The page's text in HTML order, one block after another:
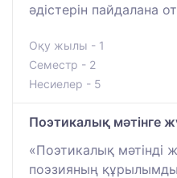
әдістерін пайдалана
Оқу жылы - 1
Семестр - 2
Несиелер - 5
Поэтикалық мәтінге
«Поэтикалық мәтінді
поэзияның